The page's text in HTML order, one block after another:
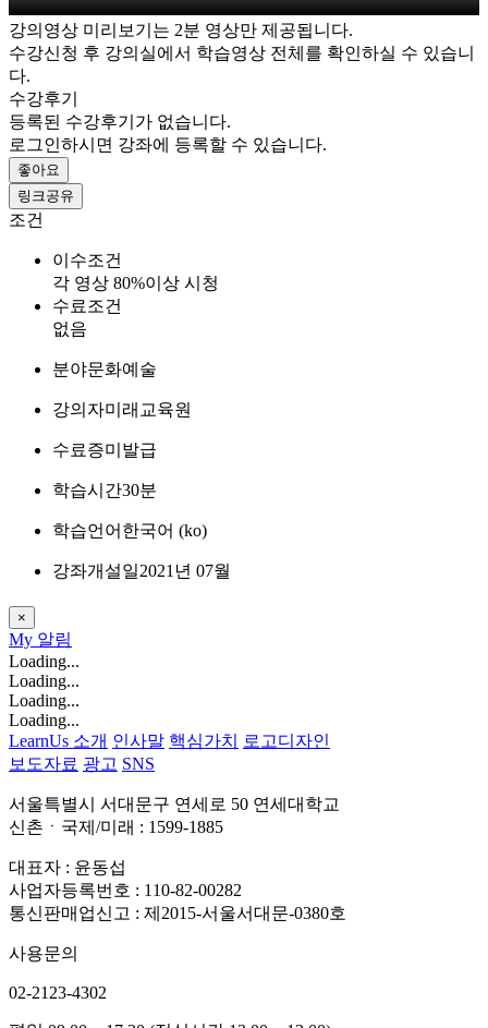
강의영상 미리보기는 2분 영상만 제공됩니다.
수강신청 후 강의실에서 학습영상 전체를 확인하실 수 있습니
다.
수강후기
등록된 수강후기가 없습니다.
로그인하시면 강좌에 등록할 수 있습니다.
좋아요
링크공유
조건
이수조건
각 영상 80%이상 시청
수료조건
없음
분야문화예술
강의자미래교육원
수료증미발급
학습시간30분
학습언어 한국어 ‎(ko)‎
강좌개설일2021년 07월
×
My 알림
Loading...
Loading...
Loading...
Loading...
LearnUs 소개 인사말 핵심가치
로고디자인
보도자료 광고 SNS
서울특별시 서대문구 연세로 50 연세대학교
신촌ㆍ국제/미래 : 1599-1885
대표자 : 윤동섭
사업자등록번호 : 110-82-00282
통신판매업신고 : 제2015-서울서대문-0380호
사용문의
02-2123-4302